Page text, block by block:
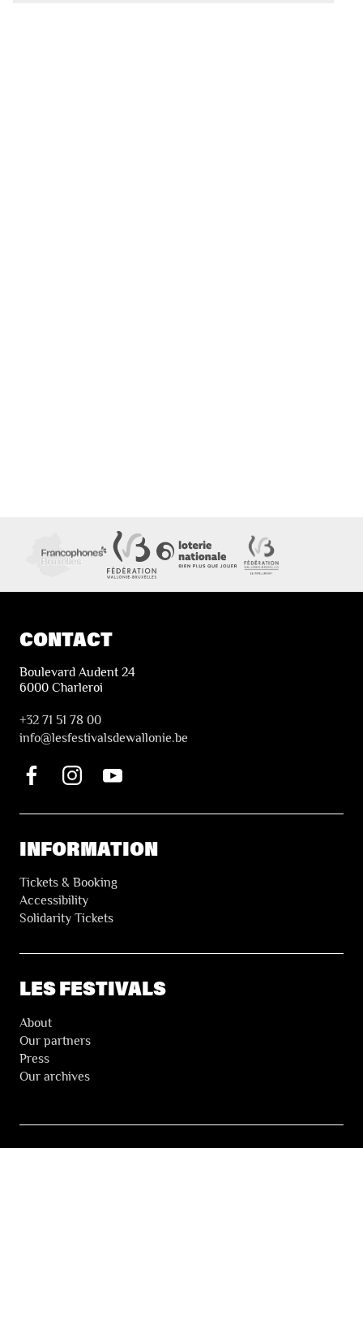
CONTACT
Boulevard Audent 24
6000 Charleroi
+32 71 51 78 00
info@lesfestivalsdewallonie.be
INFORMATION
Tickets & Booking
Accessibility
Solidarity Tickets
LES FESTIVALS
About
Our partners
Press
Our archives